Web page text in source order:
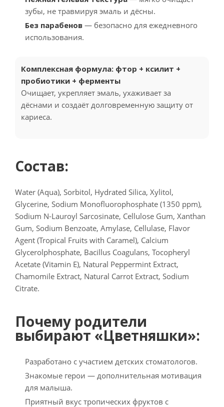
зубы, не травмируя эмаль и дёсны.
Без парабенов — безопасно для ежедневного
использования.
Комплексная формула: фтор + ксилит +
пробиотики + ферменты
Очищает, укрепляет эмаль, ухаживает за
дёснами и создаёт долговременную защиту от
кариеса.
Состав:
Water (Aqua), Sorbitol, Hydrated Silica, Xylitol,
Glycerine, Sodium Monofluorophosphate (1350 ppm),
Sodium N-Lauroyl Sarcosinate, Cellulose Gum, Xanthan
Gum, Sodium Benzoate, Amylase, Cellulase, Flavor
Agent (Tropical Fruits with Caramel), Calcium
Glycerolphosphate, Bacillus Coagulans, Tocopheryl
Acetate (Vitamin E), Natural Peppermint Extract,
Chamomile Extract, Natural Carrot Extract, Sodium
Citrate.
Почему родители
выбирают «Цветняшки»:
Разработано с участием детских стоматологов.
Знакомые герои — дополнительная мотивация
для малыша.
Приятный вкус тропических фруктов с